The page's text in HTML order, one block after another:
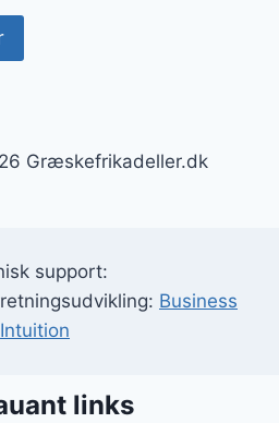
Græskefrikadeller.dk
support:
Business
Intuition
links